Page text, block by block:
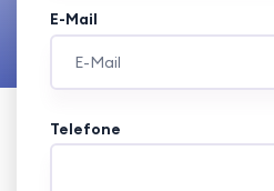
E-Mail
Telefone